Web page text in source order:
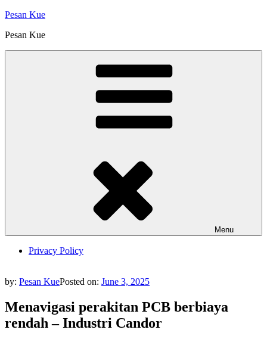
Skip
content
Pesan Kue
Pesan Kue
Menu
Privacy Policy
by: Pesan KuePosted on: June 3, 2025
Menavigasi perakitan PCB berbiaya
rendah – Industri Candor